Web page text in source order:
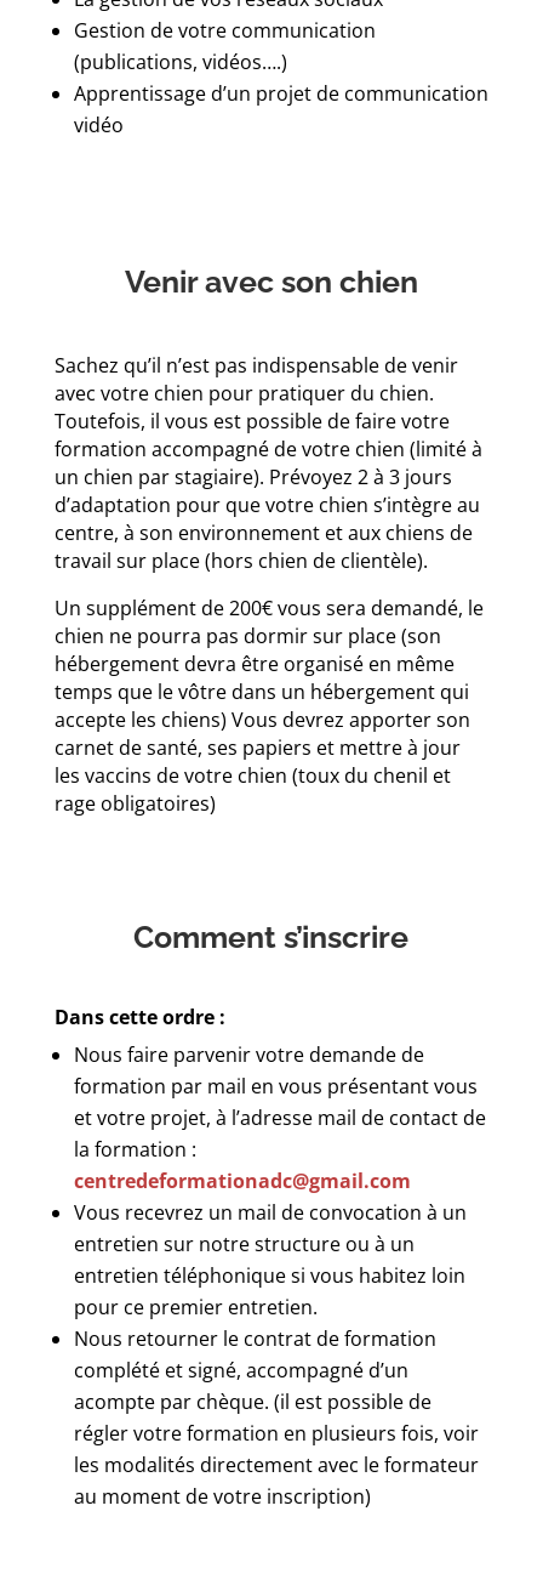
Gestion de votre communication
(publications, vidéos….)
Apprentissage d’un projet de communication
vidéo
Venir avec son chien
Sachez qu’il n’est pas indispensable de venir
avec votre chien pour pratiquer du chien.
Toutefois, il vous est possible de faire votre
formation accompagné de votre chien (limité à
un chien par stagiaire). Prévoyez 2 à 3 jours
d’adaptation pour que votre chien s’intègre au
centre, à son environnement et aux chiens de
travail sur place (hors chien de clientèle).
Un supplément de 200€ vous sera demandé, le
chien ne pourra pas dormir sur place (son
hébergement devra être organisé en même
temps que le vôtre dans un hébergement qui
accepte les chiens) Vous devrez apporter son
carnet de santé, ses papiers et mettre à jour
les vaccins de votre chien (toux du chenil et
rage obligatoires)
Comment s’inscrire
Dans cette ordre :
Nous faire parvenir votre demande de
formation par mail en vous présentant vous
et votre projet, à l’adresse mail de contact de
la formation :
centredeformationadc@gmail.com
Vous recevrez un mail de convocation à un
entretien sur notre structure ou à un
entretien téléphonique si vous habitez loin
pour ce premier entretien.
Nous retourner le contrat de formation
complété et signé, accompagné d’un
acompte par chèque. (il est possible de
régler votre formation en plusieurs fois, voir
les modalités directement avec le formateur
au moment de votre inscription)